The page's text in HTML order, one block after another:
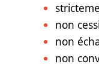
non
non
non